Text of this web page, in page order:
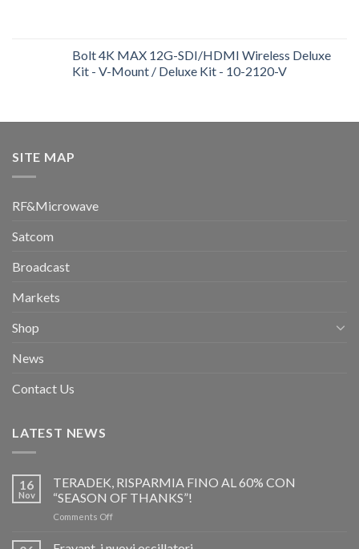
Bolt 4K MAX 12G-SDI/HDMI Wireless Deluxe
Kit - V-Mount / Deluxe Kit - 10-2120-V
SITE MAP
RF&Microwave
Satcom
Broadcast
Markets
Shop
News
Contact Us
LATEST NEWS
16
Nov
TERADEK, RISPARMIA FINO AL 60% CON
“SEASON OF THANKS”!
Comments Offon
RISPARMIA